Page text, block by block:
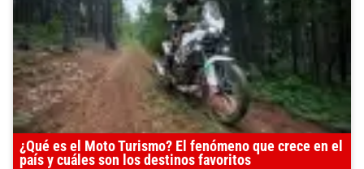
¿Qué es el Moto Turismo? El fenómeno que crece en el
país y cuáles son los destinos favoritos